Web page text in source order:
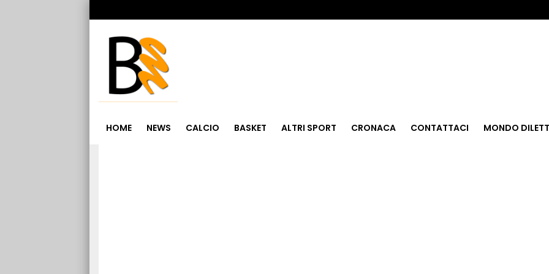
HOME NEWS CALCIO BASKET ALTRI SPORT CRONACA CONTATTACI MONDO